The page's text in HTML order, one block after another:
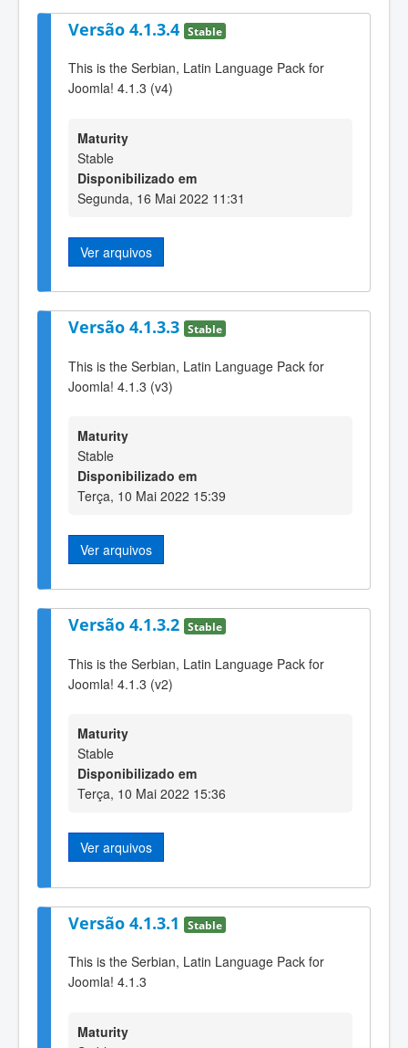
Versão 4.1.3.4 Stable
This is the Serbian, Latin Language Pack for
Joomla! 4.1.3 (v4)
Maturity
Stable
Disponibilizado em
Segunda, 16 Mai 2022 11:31
Ver arquivos
Versão 4.1.3.3 Stable
This is the Serbian, Latin Language Pack for
Joomla! 4.1.3 (v3)
Maturity
Stable
Disponibilizado em
Terça, 10 Mai 2022 15:39
Ver arquivos
Versão 4.1.3.2 Stable
This is the Serbian, Latin Language Pack for
Joomla! 4.1.3 (v2)
Maturity
Stable
Disponibilizado em
Terça, 10 Mai 2022 15:36
Ver arquivos
Versão 4.1.3.1 Stable
This is the Serbian, Latin Language Pack for
Joomla! 4.1.3
Maturity